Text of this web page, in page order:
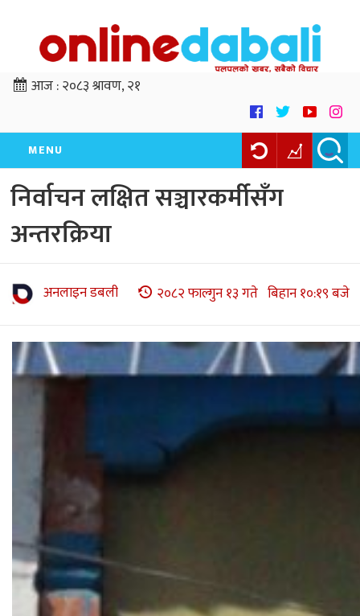
आज :२०८३ श्रावण, २१
MENU
निर्वाचन लक्षित सञ्चारकर्मीसँग
अन्तरक्रिया
अनलाइन डबली २०८२ फाल्गुन १३ गते बिहान १०:१९ बजे